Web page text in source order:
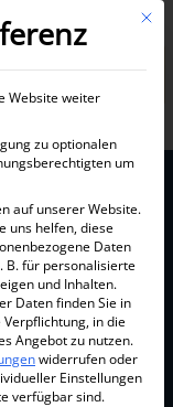
anfordern
Mit
Website weiter
zu optionalen
um
auf unserer Website.
uns helfen, diese
Daten
B. für personalisierte
und Inhalten.
Daten finden Sie in
Verpflichtung, in die
Angebot zu nutzen.
widerrufen oder
Einstellungen
verfügbar sind.